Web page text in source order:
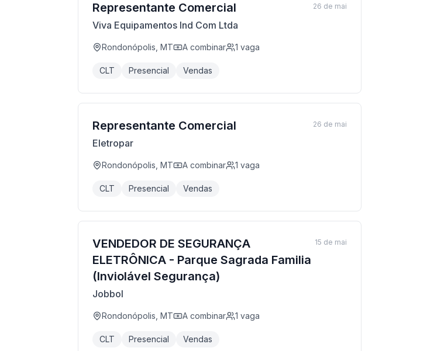
Representante Comercial
Viva Equipamentos Ind Com Ltda
Rondonópolis, MT A combinar 1 vaga
CLT Presencial Vendas
26 de mai
Representante Comercial
Eletropar
Rondonópolis, MT A combinar 1 vaga
CLT Presencial Vendas
26 de mai
VENDEDOR DE SEGURANÇA
ELETRÔNICA - Parque Sagrada Familia
(Inviolável Segurança)
Jobbol
Rondonópolis, MT A combinar 1 vaga
CLT Presencial Vendas
15 de mai